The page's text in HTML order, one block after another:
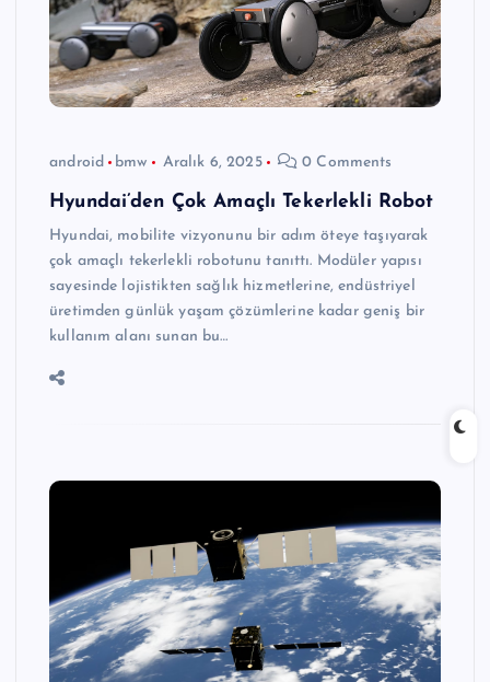
android bmw Aralık 6, 2025 0 Comments
Hyundai’den Çok Amaçlı Tekerlekli Robot
Hyundai, mobilite vizyonunu bir adım öteye taşıyarak
çok amaçlı tekerlekli robotunu tanıttı. Modüler yapısı
sayesinde lojistikten sağlık hizmetlerine, endüstriyel
üretimden günlük yaşam çözümlerine kadar geniş bir
kullanım alanı sunan bu…